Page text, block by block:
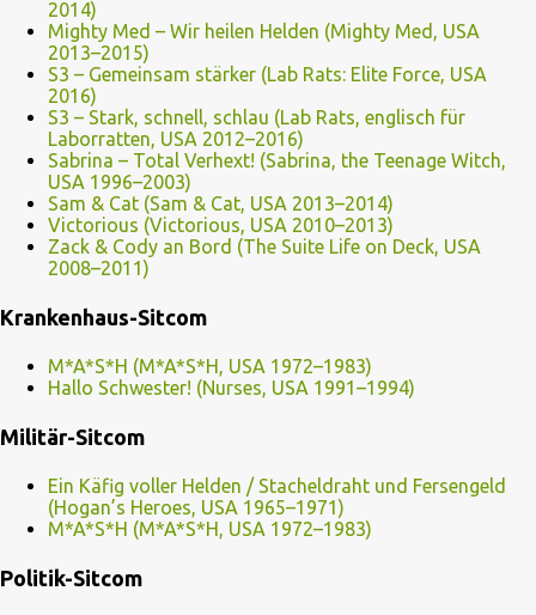
2014)
Mighty Med – Wir heilen Helden (Mighty Med, USA
2013–2015)
S3 – Gemeinsam stärker (Lab Rats: Elite Force, USA
2016)
S3 – Stark, schnell, schlau (Lab Rats, englisch für
Laborratten, USA 2012–2016)
Sabrina – Total Verhext! (Sabrina, the Teenage Witch,
USA 1996–2003)
Sam & Cat (Sam & Cat, USA 2013–2014)
Victorious (Victorious, USA 2010–2013)
Zack & Cody an Bord (The Suite Life on Deck, USA
2008–2011)
Krankenhaus-Sitcom
M*A*S*H (M*A*S*H, USA 1972–1983)
Hallo Schwester! (Nurses, USA 1991–1994)
Militär-Sitcom
Ein Käfig voller Helden / Stacheldraht und Fersengeld
(Hogan’s Heroes, USA 1965–1971)
M*A*S*H (M*A*S*H, USA 1972–1983)
Politik-Sitcom